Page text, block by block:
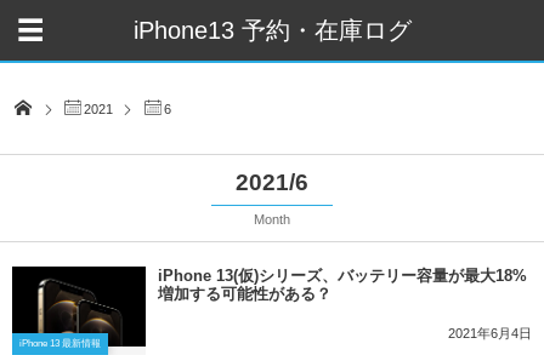
iPhone13 予約・在庫ログ
2021 6
2021/6
Month
iPhone 13 最新情報
iPhone 13(仮)シリーズ、バッテリー容量が最大18%
増加する可能性がある？
2021年6月4日